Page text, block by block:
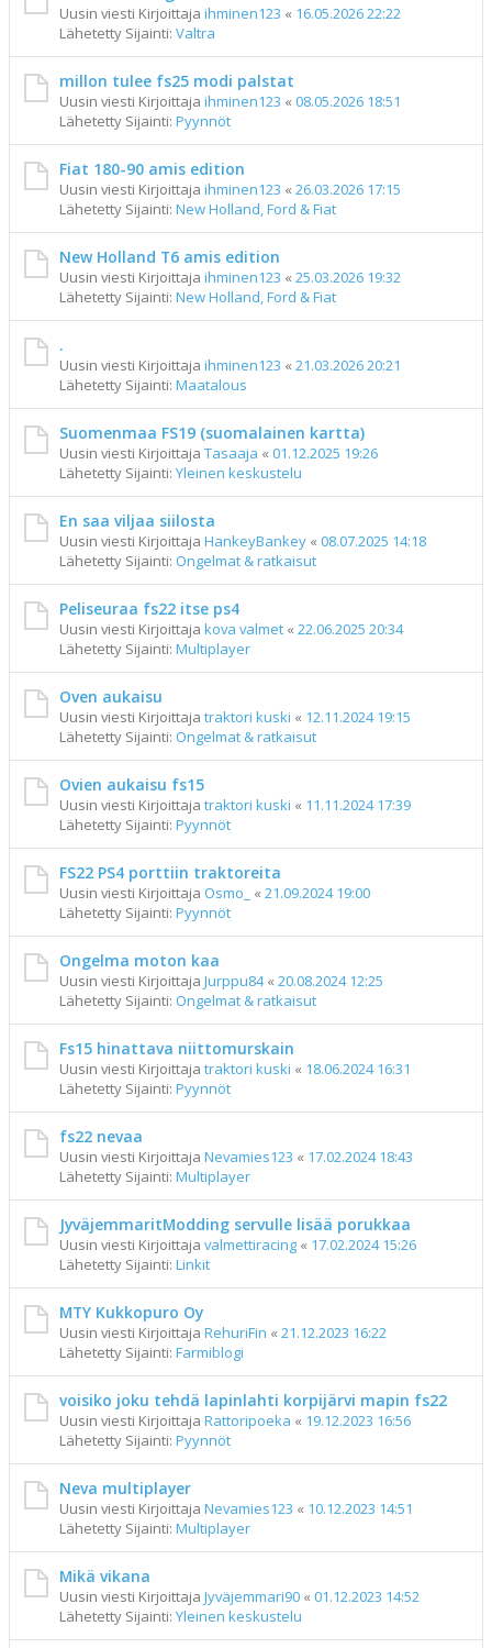
Uusin viesti Kirjoittaja ihminen123 « 16.05.2026 22:22
Lähetetty Sijainti: Valtra
millon tulee fs25 modi palstat
Uusin viesti Kirjoittaja ihminen123 « 08.05.2026 18:51
Lähetetty Sijainti: Pyynnöt
Fiat 180-90 amis edition
Uusin viesti Kirjoittaja ihminen123 « 26.03.2026 17:15
Lähetetty Sijainti: New Holland, Ford & Fiat
New Holland T6 amis edition
Uusin viesti Kirjoittaja ihminen123 « 25.03.2026 19:32
Lähetetty Sijainti: New Holland, Ford & Fiat
.
Uusin viesti Kirjoittaja ihminen123 « 21.03.2026 20:21
Lähetetty Sijainti: Maatalous
Suomenmaa FS19 (suomalainen kartta)
Uusin viesti Kirjoittaja Tasaaja « 01.12.2025 19:26
Lähetetty Sijainti: Yleinen keskustelu
En saa viljaa siilosta
Uusin viesti Kirjoittaja HankeyBankey « 08.07.2025 14:18
Lähetetty Sijainti: Ongelmat & ratkaisut
Peliseuraa fs22 itse ps4
Uusin viesti Kirjoittaja kova valmet « 22.06.2025 20:34
Lähetetty Sijainti: Multiplayer
Oven aukaisu
Uusin viesti Kirjoittaja traktori kuski « 12.11.2024 19:15
Lähetetty Sijainti: Ongelmat & ratkaisut
Ovien aukaisu fs15
Uusin viesti Kirjoittaja traktori kuski « 11.11.2024 17:39
Lähetetty Sijainti: Pyynnöt
FS22 PS4 porttiin traktoreita
Uusin viesti Kirjoittaja Osmo_ « 21.09.2024 19:00
Lähetetty Sijainti: Pyynnöt
Ongelma moton kaa
Uusin viesti Kirjoittaja Jurppu84« 20.08.2024 12:25
Lähetetty Sijainti: Ongelmat & ratkaisut
Fs15 hinattava niittomurskain
Uusin viesti Kirjoittaja traktori kuski « 18.06.2024 16:31
Lähetetty Sijainti: Pyynnöt
fs22 nevaa
Uusin viesti Kirjoittaja Nevamies123 « 17.02.2024 18:43
Lähetetty Sijainti: Multiplayer
JyväjemmaritModding servulle lisää porukkaa
Uusin viesti Kirjoittaja valmettiracing « 17.02.2024 15:26
Lähetetty Sijainti: Linkit
MTY Kukkopuro Oy
Uusin viesti Kirjoittaja RehuriFin « 21.12.2023 16:22
Lähetetty Sijainti: Farmiblogi
voisiko joku tehdä lapinlahti korpijärvi mapin fs22
Uusin viesti Kirjoittaja Rattoripoeka « 19.12.2023 16:56
Lähetetty Sijainti: Pyynnöt
Neva multiplayer
Uusin viesti Kirjoittaja Nevamies123 « 10.12.2023 14:51
Lähetetty Sijainti: Multiplayer
Mikä vikana
Uusin viesti Kirjoittaja Jyväjemmari90 « 01.12.2023 14:52
Lähetetty Sijainti: Yleinen keskustelu